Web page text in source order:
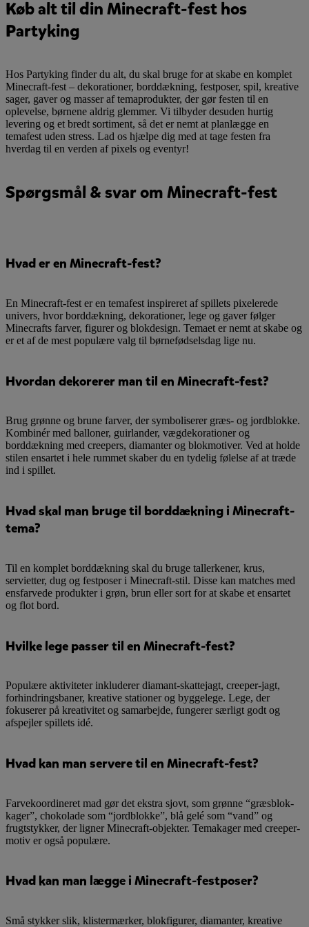
Køb alt til din Minecraft-fest hos
Partyking
Hos Partyking finder du alt, du skal bruge for at skabe en komplet
Minecraft-fest – dekorationer, borddækning, festposer, spil, kreative
sager, gaver og masser af temaprodukter, der gør festen til en
oplevelse, børnene aldrig glemmer. Vi tilbyder desuden hurtig
levering og et bredt sortiment, så det er nemt at planlægge en
temafest uden stress. Lad os hjælpe dig med at tage festen fra
hverdag til en verden af pixels og eventyr!
Spørgsmål & svar om Minecraft-fest
Hvad er en Minecraft-fest?
En Minecraft-fest er en temafest inspireret af spillets pixelerede
univers, hvor borddækning, dekorationer, lege og gaver følger
Minecrafts farver, figurer og blokdesign. Temaet er nemt at skabe og
er et af de mest populære valg til børnefødselsdag lige nu.
Hvordan dekorerer man til en Minecraft-fest?
Brug grønne og brune farver, der symboliserer græs- og jordblokke.
Kombinér med balloner, guirlander, vægdekorationer og
borddækning med creepers, diamanter og blokmotiver. Ved at holde
stilen ensartet i hele rummet skaber du en tydelig følelse af at træde
ind i spillet.
Hvad skal man bruge til borddækning i Minecraft-
tema?
Til en komplet borddækning skal du bruge tallerkener, krus,
servietter, dug og festposer i Minecraft-stil. Disse kan matches med
ensfarvede produkter i grøn, brun eller sort for at skabe et ensartet
og flot bord.
Hvilke lege passer til en Minecraft-fest?
Populære aktiviteter inkluderer diamant-skattejagt, creeper-jagt,
forhindringsbaner, kreative stationer og byggelege. Lege, der
fokuserer på kreativitet og samarbejde, fungerer særligt godt og
afspejler spillets idé.
Hvad kan man servere til en Minecraft-fest?
Farvekoordineret mad gør det ekstra sjovt, som grønne “græsblok-
kager”, chokolade som “jordblokke”, blå gelé som “vand” og
frugtstykker, der ligner Minecraft-objekter. Temakager med creeper-
motiv er også populære.
Hvad kan man lægge i Minecraft-festposer?
Små stykker slik, klistermærker, blokfigurer, diamanter, kreative